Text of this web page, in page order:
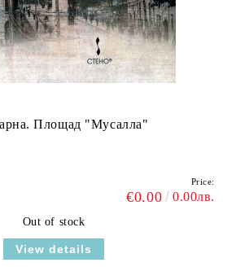
Площад "Мусалла"
Price:
€0.00 0.00лв.
Out of stock
View details